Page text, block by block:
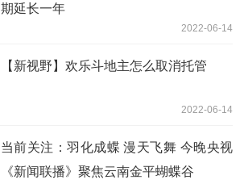
期延长一年
2022-06-14
【新视野】欢乐斗地主怎么取消托管
2022-06-14
当前关注：羽化成蝶 漫天飞舞 今晚央视
《新闻联播》聚焦云南金平蝴蝶谷